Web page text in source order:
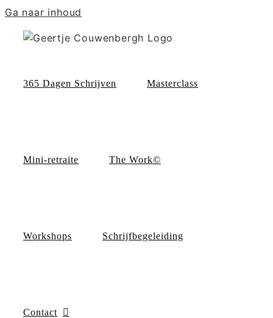
Ga naar inhoud
365 Dagen Schrijven Masterclass
Mini-retraite The Work©
Workshops Schrijfbegeleiding
Contact